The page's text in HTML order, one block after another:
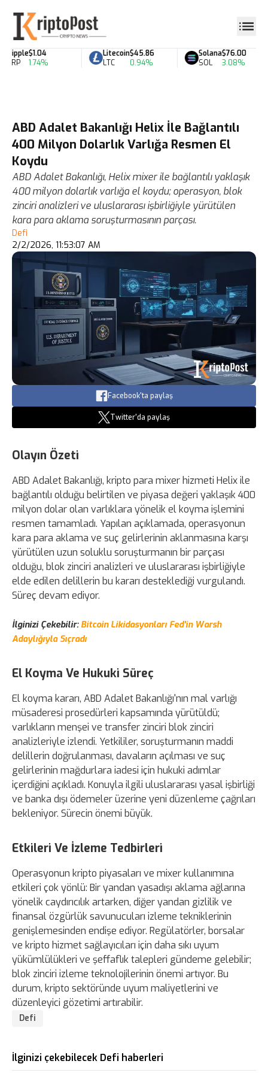
Ripple
XRP
$1.04
1.74%
Litecoin
LTC
$45.86
0.94%
Solana
SOL
$76.00
3.08%
ABD Adalet Bakanlığı Helix İle Bağlantılı
400 Milyon Dolarlık Varlığa Resmen El
Koydu
ABD Adalet Bakanlığı, Helix mixer ile bağlantılı yaklaşık
400 milyon dolarlık varlığa el koydu; operasyon, blok
zinciri analizleri ve uluslararası işbirliğiyle yürütülen
kara para aklama soruşturmasının parçası.
Defi
2/2/2026, 11:53:07 AM
Facebook'ta paylaş
Twitter'da paylaş
Olayın Özeti
ABD Adalet Bakanlığı, kripto para mixer hizmeti Helix ile
bağlantılı olduğu belirtilen ve piyasa değeri yaklaşık 400
milyon dolar olan varlıklara yönelik el koyma işlemini
resmen tamamladı. Yapılan açıklamada, operasyonun
kara para aklama ve suç gelirlerinin aklanmasına karşı
yürütülen uzun soluklu soruşturmanın bir parçası
olduğu, blok zinciri analizleri ve uluslararası işbirliğiyle
elde edilen delillerin bu kararı desteklediği vurgulandı.
Süreç devam ediyor.
İlginizi Çekebilir: Bitcoin Likidasyonları Fed'in Warsh
Adaylığıyla Sıçradı
El Koyma Ve Hukuki Süreç
El koyma kararı, ABD Adalet Bakanlığı'nın mal varlığı
müsaderesi prosedürleri kapsamında yürütüldü;
varlıkların menşei ve transfer zinciri blok zinciri
analizleriyle izlendi. Yetkililer, soruşturmanın maddi
delillerin doğrulanması, davaların açılması ve suç
gelirlerinin mağdurlara iadesi için hukuki adımlar
içerdiğini açıkladı. Konuyla ilgili uluslararası yasal işbirliği
ve banka dışı ödemeler üzerine yeni düzenleme çağrıları
bekleniyor. Sürecin önemi büyük.
Etkileri Ve İzleme Tedbirleri
Operasyonun kripto piyasaları ve mixer kullanımına
etkileri çok yönlü: Bir yandan yasadışı aklama ağlarına
yönelik caydırıcılık artarken, diğer yandan gizlilik ve
finansal özgürlük savunucuları izleme tekniklerinin
genişlemesinden endişe ediyor. Regülatörler, borsalar
ve kripto hizmet sağlayıcıları için daha sıkı uyum
yükümlülükleri ve şeffaflık talepleri gündeme gelebilir;
blok zinciri izleme teknolojilerinin önemi artıyor. Bu
durum, kripto sektöründe uyum maliyetlerini ve
düzenleyici gözetimi artırabilir.
Defi
İlginizi çekebilecek Defi haberleri